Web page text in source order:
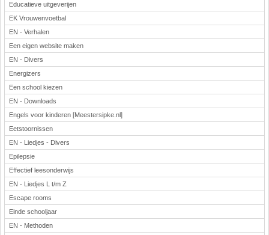
Educatieve uitgeverijen
EK Vrouwenvoetbal
EN - Verhalen
Een eigen website maken
EN - Divers
Energizers
Een school kiezen
EN - Downloads
Engels voor kinderen [Meestersipke.nl]
Eetstoornissen
EN - Liedjes - Divers
Epilepsie
Effectief leesonderwijs
EN - Liedjes L t/m Z
Escape rooms
Einde schooljaar
EN - Methoden